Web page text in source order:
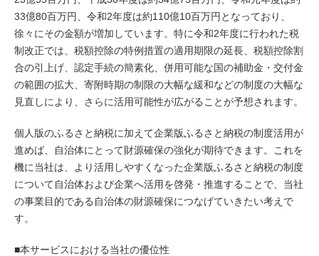
33億80百万円、令和2年度は約110億10百万円となっており、
徐々にその金額が増加しています。特に令和2年度に行われた税
制改正では、税額控除の特例措置の適用期限の延長、税額控除割
合の引上げ、認定手続の簡素化、併用可能な国の補助金・交付金
の範囲の拡大、寄附時期の制限の大幅な緩和などの制度の大幅な
見直しにより、さらに活用可能性が広がることが予想されます。
個人版のふるさと納税に加えて企業版ふるさと納税の制度活用が
進めば、自治体にとって財源確保の強化が期待できます。これを
機に当社は、より活用しやすくなった企業版ふるさと納税の制度
について自治体および企業へ活用を啓発・推進することで、当社
の事業目的である自治体の財源確保につなげていきたい考えで
す。
■本サービスにおける当社の優位性